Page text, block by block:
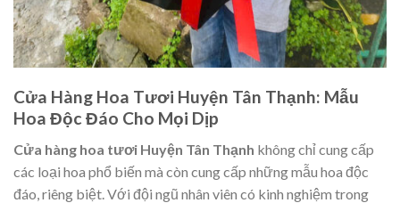
Cửa Hàng Hoa Tươi Huyện Tân Thạnh: Mẫu
Hoa Độc Đáo Cho Mọi Dịp
Cửa hàng hoa tươi Huyện Tân Thạnh không chỉ cung cấp
các loại hoa phổ biến mà còn cung cấp những mẫu hoa độc
đáo, riêng biệt. Với đội ngũ nhân viên có kinh nghiệm trong